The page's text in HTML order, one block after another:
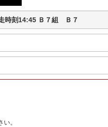
走時刻14:45 Ｂ７組 Ｂ７
。